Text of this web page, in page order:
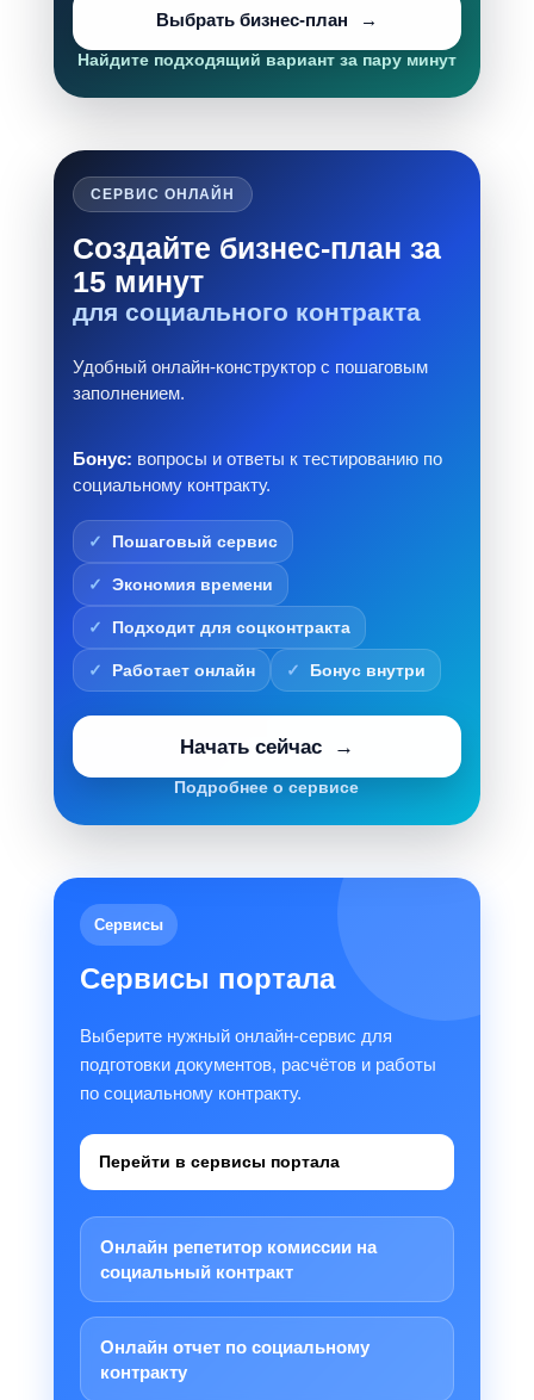
Выбрать бизнес-план
Найдите подходящий вариант за пару минут
СЕРВИС ОНЛАЙН
Создайте бизнес-план за
15 минут
для социального контракта
Удобный онлайн-конструктор с пошаговым
заполнением.
Бонус: вопросы и ответы к тестированию по
социальному контракту.
Пошаговый сервис
Экономия времени
Подходит для соцконтракта
Работает онлайн Бонус внутри
Начать сейчас
Подробнее о сервисе
Сервисы
Сервисы портала
Выберите нужный онлайн-сервис для
подготовки документов, расчётов и работы
по социальному контракту.
Перейти в сервисы портала
Онлайн репетитор комиссии на
социальный контракт
Онлайн отчет по социальному
контракту